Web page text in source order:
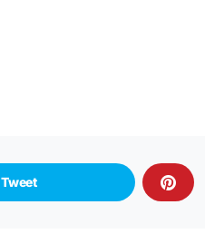
Tweet